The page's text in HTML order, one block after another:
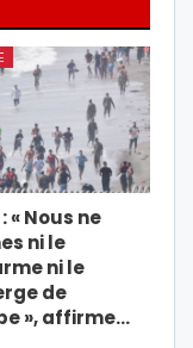
« Nous ne
ni le
ni le
de
», affirme…